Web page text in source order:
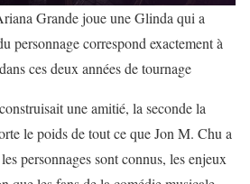
Grande joue une Glinda qui a
personnage correspond exactement à
ces deux années de tournage
une amitié, la seconde la
le poids de tout ce que Jon M. Chu a
personnages sont connus, les enjeux